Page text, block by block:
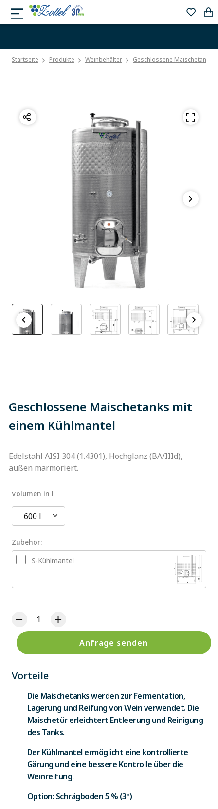
Startseite Produkte Weinbehälter Geschlossene Maischetanks
Geschlossene Maischetanks mit
einem Kühlmantel
Edelstahl AISI 304 (1.4301), Hochglanz (BA/IIId),
außen marmoriert.
Volumen in l
600 l
Zubehör:
S-Kühlmantel
Anfrage senden
Vorteile
Die Maischetanks werden zur Fermentation,
Lagerung und Reifung von Wein verwendet. Die
Maischetür erleichtert Entleerung und Reinigung
des Tanks.
Der Kühlmantel ermöglicht eine kontrollierte
Gärung und eine bessere Kontrolle über die
Weinreifung.
Option: Schrägboden 5 % (3º)